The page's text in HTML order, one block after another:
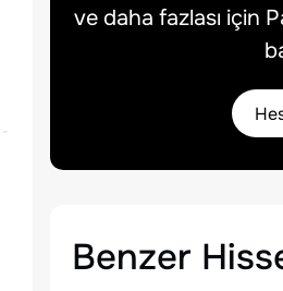
ve daha fazlası için
Benzer